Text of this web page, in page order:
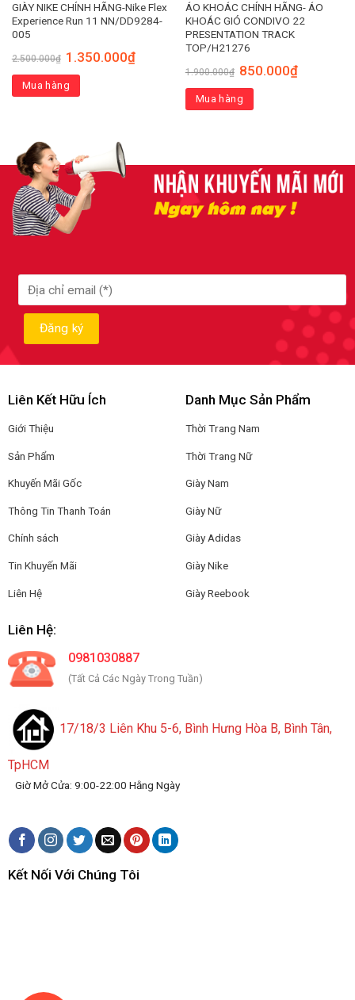
GIÀY NIKE CHÍNH HÃNG-Nike Flex
Experience Run 11 NN/DD9284-
005
2.500.000₫ 1.350.000₫
Mua hàng
ÁO KHOÁC CHÍNH HÃNG- ÁO
KHOÁC GIÓ CONDIVO 22
PRESENTATION TRACK
TOP/H21276
1.900.000₫ 850.000₫
Mua hàng
Liên Kết Hữu Ích
Giới Thiệu
Sản Phẩm
Khuyến Mãi Gốc
Thông Tin Thanh Toán
Chính sách
Tin Khuyến Mãi
Liên Hệ
Danh Mục Sản Phẩm
Thời Trang Nam
Thời Trang Nữ
Giày Nam
Giày Nữ
Giày Adidas
Giày Nike
Giày Reebook
Liên Hệ:
0981030887
(Tất Cả Các Ngày Trong Tuần)
17/18/3 Liên Khu 5-6, Bình Hưng Hòa B, Bình Tân,
TpHCM
Giờ Mở Cửa: 9:00-22:00 Hằng Ngày
Kết Nối Với Chúng Tôi